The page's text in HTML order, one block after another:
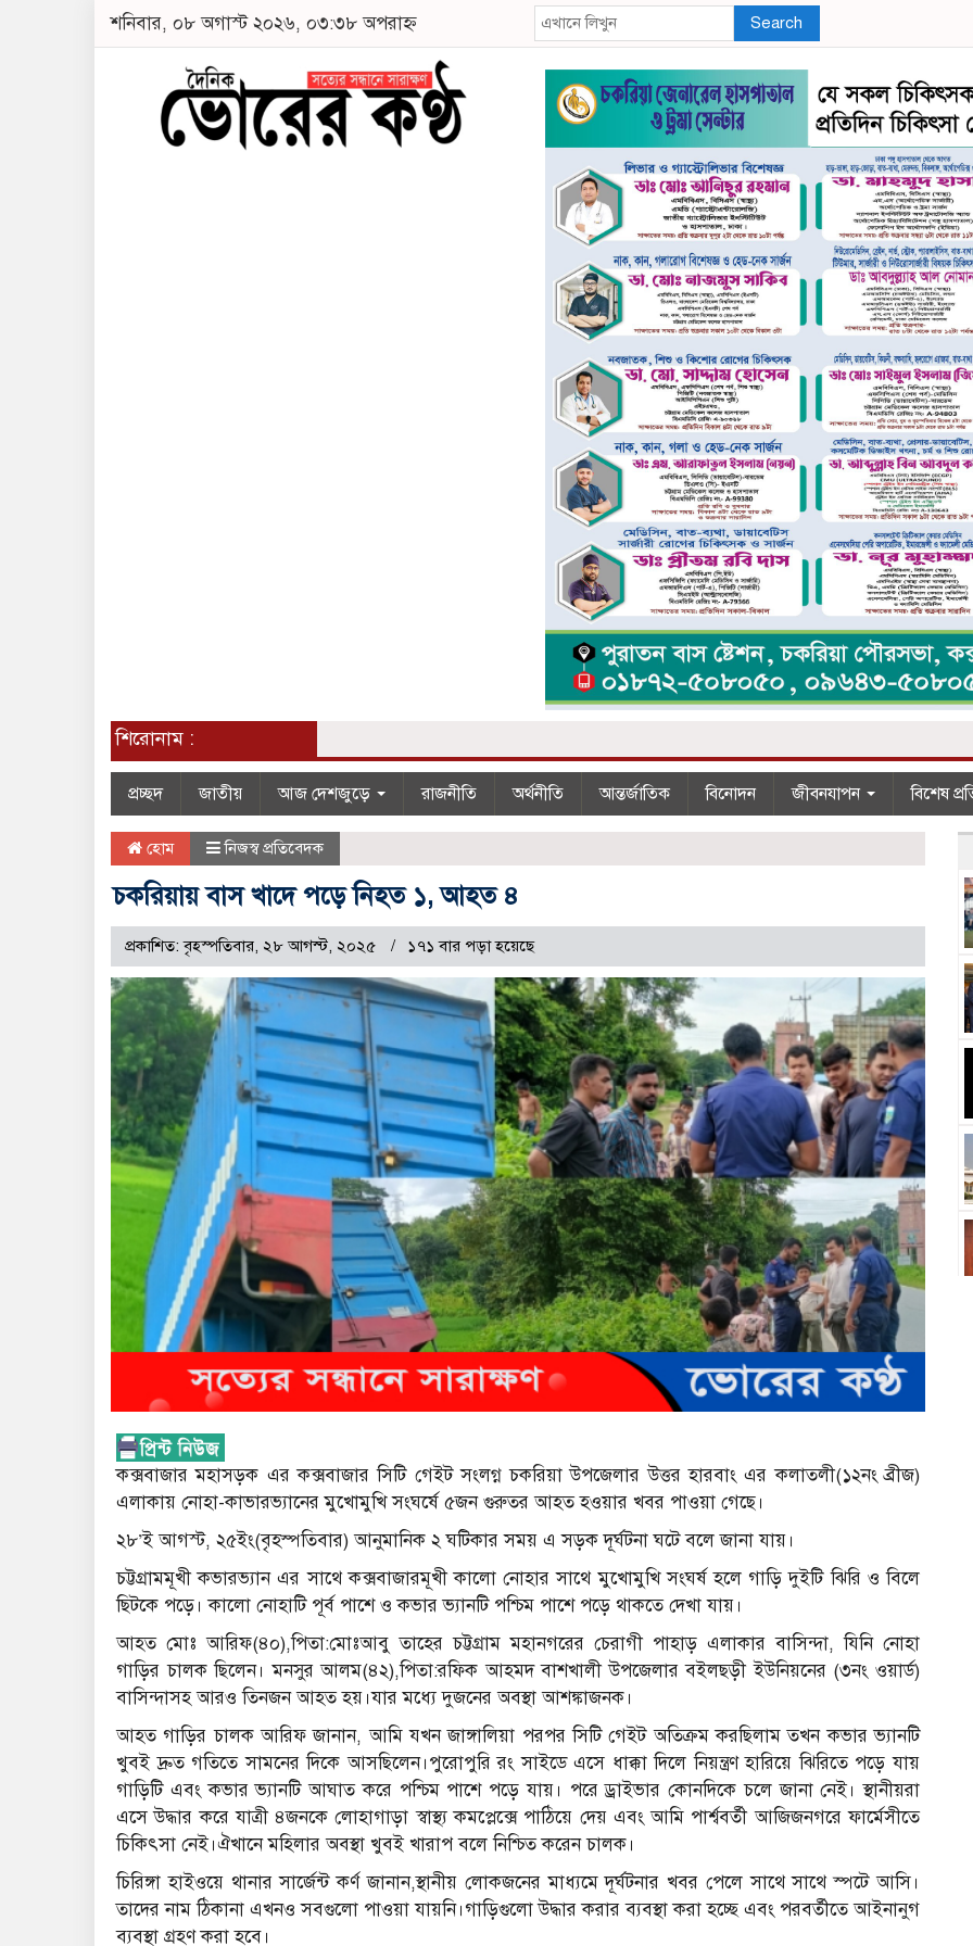
শনিবার, ০৮ অগাস্ট ২০২৬, ০৩:৩৮ অপরাহ্ন Search
শিরোনাম :
প্রচ্ছদ জাতীয় আজ দেশজুড়ে রাজনীতি অর্থনীতি আন্তর্জাতিক বিনোদন জীবনযাপন বিশেষ
হোম নিজস্ব প্রতিবেদক
চকরিয়ায় বাস খাদে পড়ে নিহত ১, আহত ৪
প্রকাশিত: বৃহস্পতিবার, ২৮ আগস্ট, ২০২৫ ১৭১ বার পড়া হয়েছে
কক্সবাজার মহাসড়ক এর কক্সবাজার সিটি গেইট সংলগ্ন চকরিয়া উপজেলার উত্তর হারবাং এর কলাতলী(১২নং ব্রীজ)
এলাকায় নোহা-কাভারভ্যানের মুখোমুখি সংঘর্ষে ৫জন গুরুতর আহত হওয়ার খবর পাওয়া গেছে।
২৮’ই আগস্ট, ২৫ইং(বৃহস্পতিবার) আনুমানিক ২ ঘটিকার সময় এ সড়ক দূর্ঘটনা ঘটে বলে জানা যায়।
চট্টগ্রামমূখী কভারভ্যান এর সাথে কক্সবাজারমূখী কালো নোহার সাথে মুখোমুখি সংঘর্ষ হলে গাড়ি দুইটি ঝিরি ও বিলে
ছিটকে পড়ে। কালো নোহাটি পূর্ব পাশে ও কভার ভ্যানটি পশ্চিম পাশে পড়ে থাকতে দেখা যায়।
আহত মোঃ আরিফ(৪০),পিতা:মোঃআবু তাহের চট্টগ্রাম মহানগরের চেরাগী পাহাড় এলাকার বাসিন্দা, যিনি নোহা
গাড়ির চালক ছিলেন। মনসুর আলম(৪২),পিতা:রফিক আহমদ বাশখালী উপজেলার বইলছড়ী ইউনিয়নের (৩নং ওয়ার্ড)
বাসিন্দাসহ আরও তিনজন আহত হয়।যার মধ্যে দুজনের অবস্থা আশঙ্কাজনক।
আহত গাড়ির চালক আরিফ জানান, আমি যখন জাঙ্গালিয়া পরপর সিটি গেইট অতিক্রম করছিলাম তখন কভার ভ্যানটি
খুবই দ্রুত গতিতে সামনের দিকে আসছিলেন।পুরোপুরি রং সাইডে এসে ধাক্কা দিলে নিয়ন্ত্রণ হারিয়ে ঝিরিতে পড়ে যায়
গাড়িটি এবং কভার ভ্যানটি আঘাত করে পশ্চিম পাশে পড়ে যায়। পরে ড্রাইভার কোনদিকে চলে জানা নেই। স্থানীয়রা
এসে উদ্ধার করে যাত্রী ৪জনকে লোহাগাড়া স্বাস্থ্য কমপ্লেক্সে পাঠিয়ে দেয় এবং আমি পার্শ্ববর্তী আজিজনগরে ফার্মেসীতে
চিকিৎসা নেই।ঐখানে মহিলার অবস্থা খুবই খারাপ বলে নিশ্চিত করেন চালক।
চিরিঙ্গা হাইওয়ে থানার সার্জেন্ট কর্ণ জানান,স্থানীয় লোকজনের মাধ্যমে দূর্ঘটনার খবর পেলে সাথে সাথে স্পটে আসি।
তাদের নাম ঠিকানা এখনও সবগুলো পাওয়া যায়নি।গাড়িগুলো উদ্ধার করার ব্যবস্থা করা হচ্ছে এবং পরবর্তীতে আইনানুগ
ব্যবস্থা গ্রহণ করা হবে।